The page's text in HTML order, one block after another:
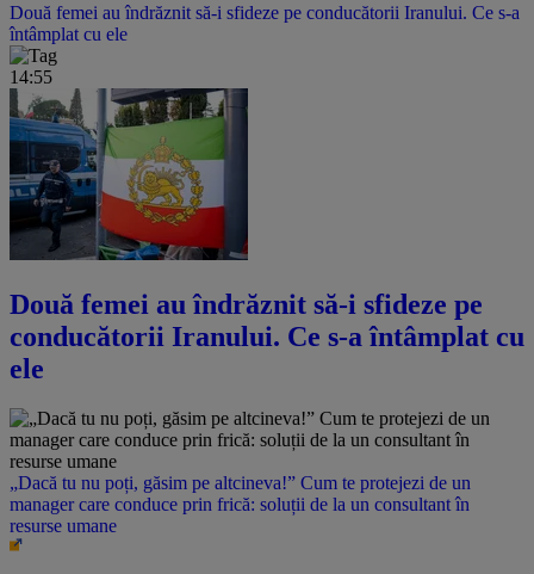
Două femei au îndrăznit să-i sfideze pe conducătorii Iranului. Ce s-a
întâmplat cu ele
14:55
Două femei au îndrăznit să-i sfideze pe
conducătorii Iranului. Ce s-a întâmplat cu
ele
„Dacă tu nu poți, găsim pe altcineva!” Cum te protejezi de un
manager care conduce prin frică: soluții de la un consultant în
resurse umane